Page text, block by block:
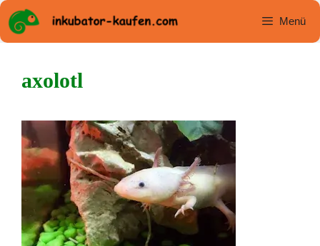
Zum
Inhalt
springen
Menü
axolotl